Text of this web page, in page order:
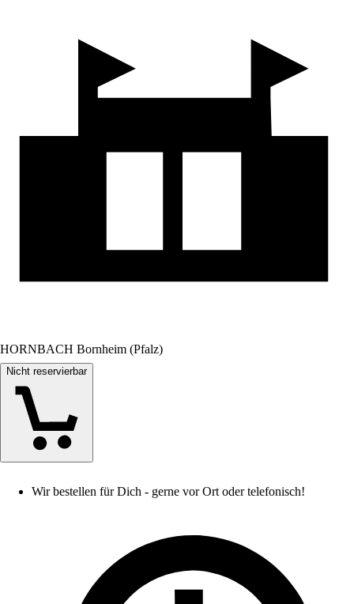
HORNBACH Bornheim (Pfalz)
Nicht reservierbar
Wir bestellen für Dich - gerne vor Ort oder telefonisch!